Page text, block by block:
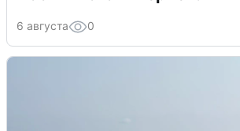
6 августа 0